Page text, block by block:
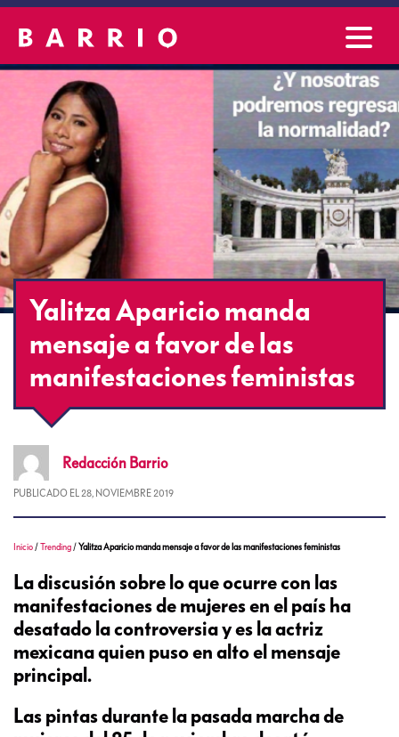
Yalitza Aparicio manda
mensaje a favor de las
manifestaciones feministas
Redacción Barrio
PUBLICADO EL 28, NOVIEMBRE 2019
Inicio /Trending /Yalitza Aparicio manda mensaje a favor de las manifestaciones feministas
La discusión sobre lo que ocurre con las
manifestaciones de mujeres en el país ha
desatado la controversia y es la actriz
mexicana quien puso en alto el mensaje
principal.
Las pintas durante la pasada marcha de